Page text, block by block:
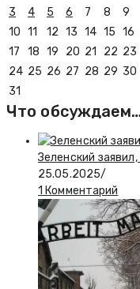
3
4 5 6 7 8
9
10 11 12 13 14 15 16
17
18 19 20 21 22 23
24 25 26 27 28 29 30
31
Что
Зеленский
25.05.2025/
1 Комментарий